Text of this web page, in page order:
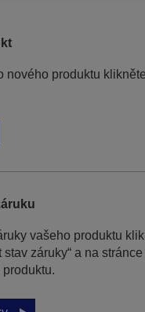
nového produktu
vašeho produktu
stav záruky“ a na